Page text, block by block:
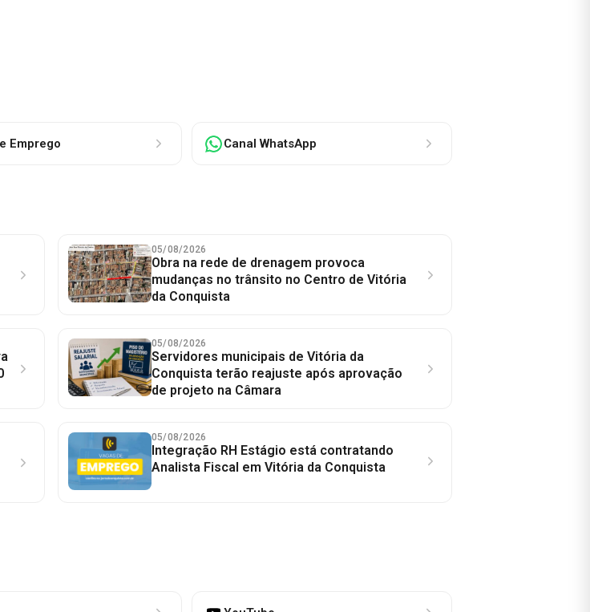
Emprego Canal WhatsApp
05/08/2026
Obra na rede de drenagem provoca
mudanças no trânsito no Centro de Vitória
da Conquista
05/08/2026
Servidores municipais de Vitória da
Conquista terão reajuste após aprovação
de projeto na Câmara
05/08/2026
Integração RH Estágio está contratando
Analista Fiscal em Vitória da Conquista